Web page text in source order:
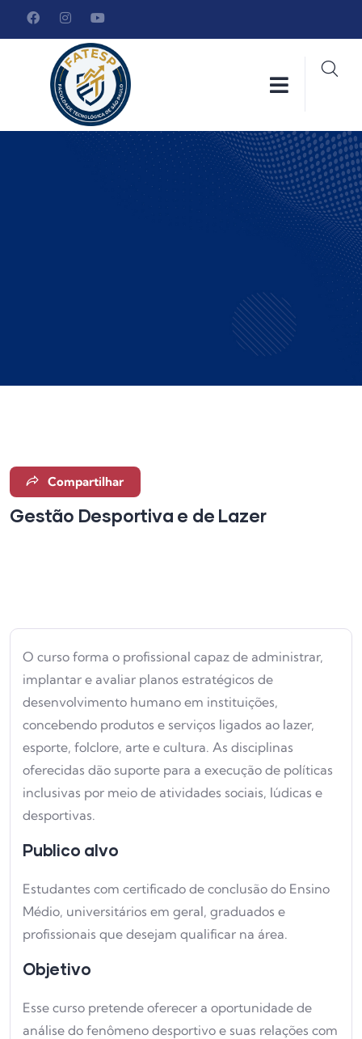
Compartilhar
Gestão Desportiva e de Lazer
O curso forma o profissional capaz de administrar,
implantar e avaliar planos estratégicos de
desenvolvimento humano em instituições,
concebendo produtos e serviços ligados ao lazer,
esporte, folclore, arte e cultura. As disciplinas
oferecidas dão suporte para a execução de políticas
inclusivas por meio de atividades sociais, lúdicas e
desportivas.
Publico alvo
Estudantes com certificado de conclusão do Ensino
Médio, universitários em geral, graduados e
profissionais que desejam qualificar na área.
Objetivo
Esse curso pretende oferecer a oportunidade de
análise do fenômeno desportivo e suas relações com